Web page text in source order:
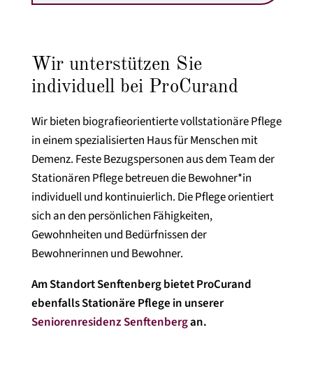
Wir unterstützen Sie
individuell bei ProCurand
Wir bieten biografieorientierte vollstationäre Pflege
in einem spezialisierten Haus für Menschen mit
Demenz. Feste Bezugspersonen aus dem Team der
Stationären Pflege betreuen die Bewohner*in
individuell und kontinuierlich. Die Pflege orientiert
sich an den persönlichen Fähigkeiten,
Gewohnheiten und Bedürfnissen der
Bewohnerinnen und Bewohner.
Am Standort Senftenberg bietet ProCurand
ebenfalls Stationäre Pflege in unserer
Seniorenresidenz Senftenbergan.